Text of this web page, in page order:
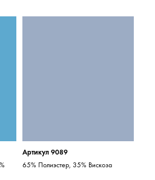
Артикул 9089
65% Полиэстер, 35% Вискоза